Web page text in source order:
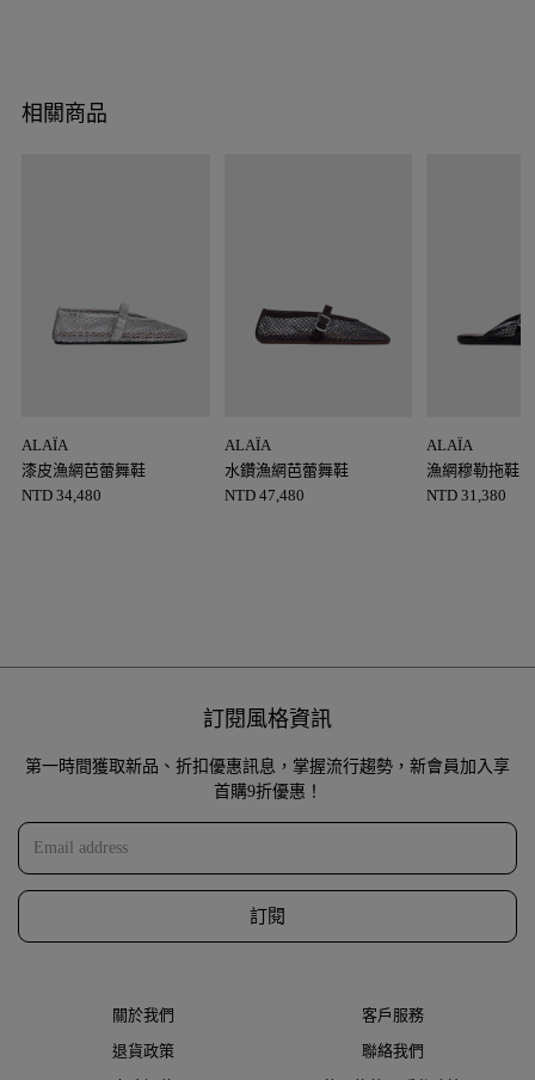
相關商品
ALAÏA
漆皮漁網芭蕾舞鞋
NTD 34,480
ALAÏA
水鑽漁網芭蕾舞鞋
NTD 47,480
ALAÏA
漁網穆勒拖鞋
NTD 31,380
訂閱風格資訊
第一時間獲取新品、折扣優惠訊息，掌握流行趨勢，新會員加入享
首購9折優惠！
訂閱
關於我們
客戶服務
退貨政策
聯絡我們